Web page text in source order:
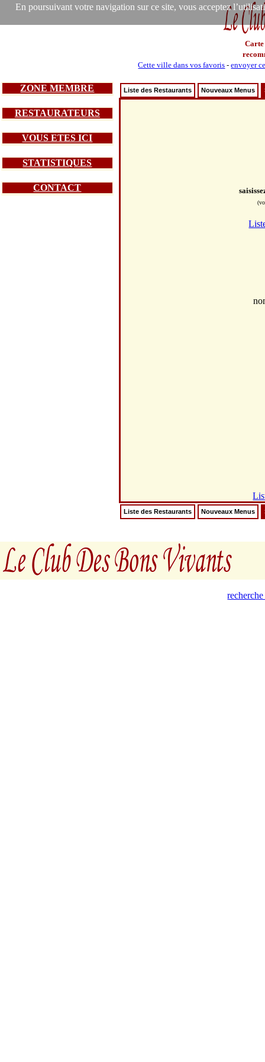
En poursuivant votre navigation sur ce site, vous acceptez
Carte
Cette ville dans vos favoris -envoyer
ZONE MEMBRE
RESTAURATEURS
VOUS ETES ICI
STATISTIQUES
CONTACT
Liste des Restaurants Nouveaux Menus
Liste des Restaurants Nouveaux Menus